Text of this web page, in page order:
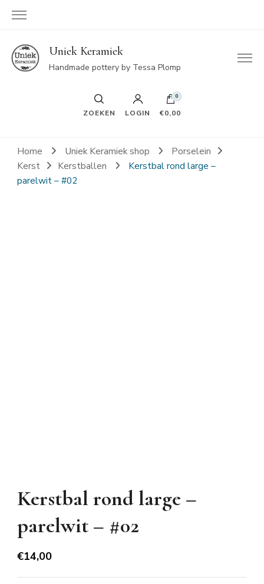
Uniek Keramiek
Handmade pottery by Tessa Plomp
ZOEKEN LOGIN
0
€0,00
Home Uniek Keramiek shop
Porselein
Kerst
Kerstballen
Kerstbal rond large –
parelwit – #02
Kerstbal rond large –
parelwit – #02
€14,00